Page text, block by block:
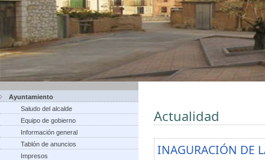
Ayuntamiento
Saludo del alcalde
Equipo de gobierno
Información general
Tablón de anuncios
Impresos
Actualidad
INAGURACIÓN DE